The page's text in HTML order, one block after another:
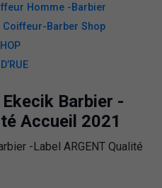
Homme -Barbier
Coiffeur-Barber Shop
Barbier -
Accueil 2021